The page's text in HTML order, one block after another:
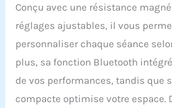
Conçu avec une résistance
réglages ajustables, il vous
personnaliser chaque séance
plus, sa fonction Bluetooth
de vos performances, tandis que
compacte optimise votre espace.